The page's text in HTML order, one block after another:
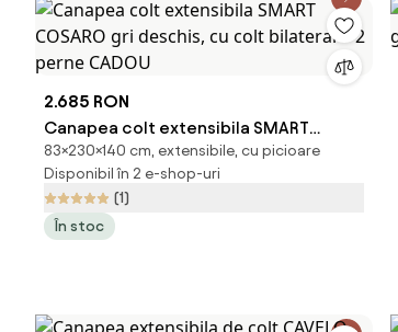
2.685 RON
Canapea colt extensibila SMART
COSARO gri deschis, cu colt bilateral +
2 perne CADOU
83×230×140 cm, extensibile, cu picioare
Disponibil în 2 e-shop-uri
(1)
În stoc